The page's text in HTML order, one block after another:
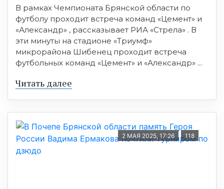
В рамках Чемпионата Брянской области по
футболу проходит встреча команд «Цемент» и
«Александр» , рассказывает РИА «Стрела» . В
эти минуты на стадионе «Триумф»
микрорайона Шибенец проходит встреча
футбольных команд «Цемент» и «Александр» ...
Читать далее
2 МАЯ 2025, 17:26 118